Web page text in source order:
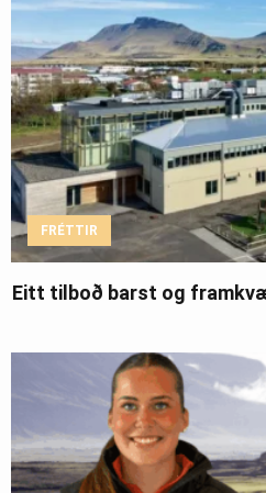
FRÉTTIR
Eitt tilboð barst og